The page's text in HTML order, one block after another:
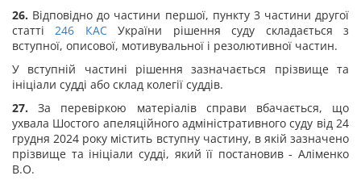
26. Відповідно до частини першої, пункту 3 частини другої
статті 246 КАСУкраїни рішення суду складається з
вступної, описової, мотивувальної і резолютивної частин.
У вступній частині рішення зазначається прізвище та
ініціали судді або склад колегії суддів.
27.За перевіркою матеріалів справи вбачається, що
ухвала Шостого апеляційного адміністративного суду від 24
грудня 2024 року містить вступну частину, в якій зазначено
прізвище та ініціали судді, який її постановив - Аліменко
В.О.